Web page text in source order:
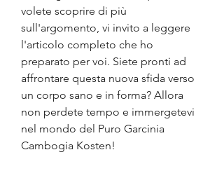
volete scoprire di più
sull'argomento, vi invito a leggere
l'articolo completo che ho
preparato per voi. Siete pronti ad
affrontare questa nuova sfida verso
un corpo sano e in forma? Allora
non perdete tempo e immergetevi
nel mondo del Puro Garcinia
Cambogia Kosten!